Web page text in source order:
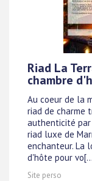
Riad La
chambre
Au coeur de la
riad de charme
authenticité par
riad luxe de
enchanteur. La
d'hôte pour
Site perso